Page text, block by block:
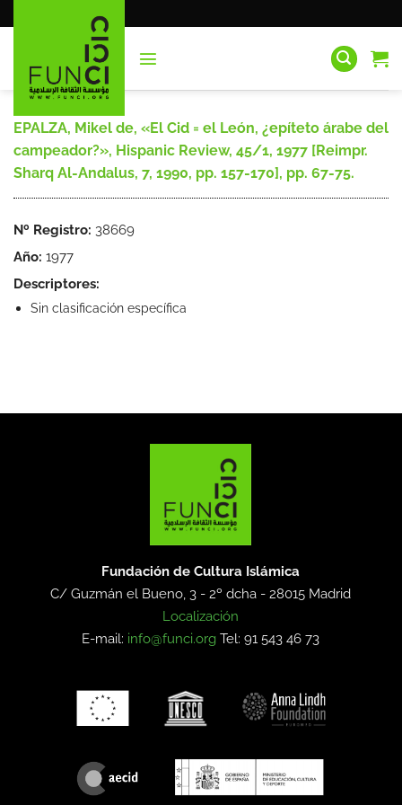
al
EPALZA, Mikel de, «El Cid = el León, ¿epíteto árabe del
campeador?», Hispanic Review, 45/1, 1977 [Reimpr.
Sharq Al-Andalus, 7, 1990, pp. 157-170], pp. 67-75.
Nº Registro: 38669
Año: 1977
Descriptores:
Sin clasificación específica
Fundación de Cultura Islámica
C/ Guzmán el Bueno, 3 - 2º dcha -28015 Madrid
Localización
E-mail: info@funci.org Tel: 91 543 46 73